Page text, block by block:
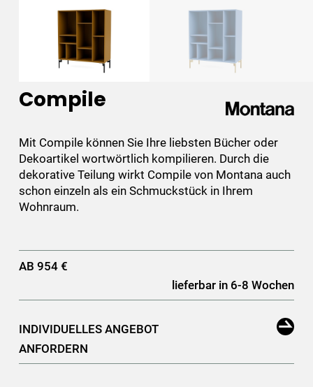
Compile
Mit Compile können Sie Ihre liebsten Bücher oder
Dekoartikel wortwörtlich kompilieren. Durch die
dekorative Teilung wirkt Compile von Montana auch
schon einzeln als ein Schmuckstück in Ihrem
Wohnraum.
AB 954 €
lieferbar in 6-8 Wochen
INDIVIDUELLES ANGEBOT
ANFORDERN